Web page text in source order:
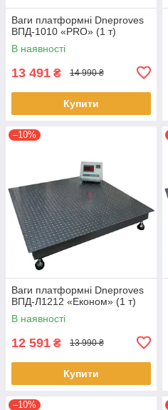
Ваги платформні Dneproves
ВПД-1010 «PRO» (1 т)
В наявності
13 491 ₴ 14 990 ₴
Купити
–10%
Ваги платформні Dneproves
ВПД-Л1212 «Економ» (1 т)
В наявності
12 591 ₴ 13 990 ₴
Купити
–10%